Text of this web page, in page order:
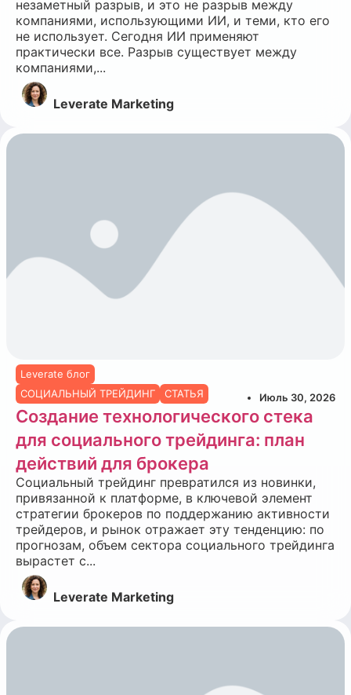
незаметный разрыв, и это не разрыв между
компаниями, использующими ИИ, и теми, кто его
не использует. Сегодня ИИ применяют
практически все. Разрыв существует между
компаниями,...
Leverate Marketing
Leverate блог
СОЦИАЛЬНЫЙ ТРЕЙДИНГ
СТАТЬЯ Июль 30, 2026
Создание технологического стека
для социального трейдинга: план
действий для брокера
Социальный трейдинг превратился из новинки,
привязанной к платформе, в ключевой элемент
стратегии брокеров по поддержанию активности
трейдеров, и рынок отражает эту тенденцию: по
прогнозам, объем сектора социального трейдинга
вырастет с...
Leverate Marketing